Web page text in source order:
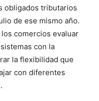
obligados tributarios
de ese mismo año.
comercios evaluar
con la
la flexibilidad que
con diferentes